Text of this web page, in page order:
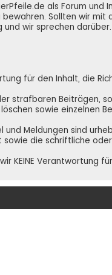
als Forum und
Sollten wir
wir sprechen darüber.
für den Inhalt, die
strafbaren Beiträgen,
sowie einzelnen
und Meldungen sind
die schriftliche
KEINE Verantwortung